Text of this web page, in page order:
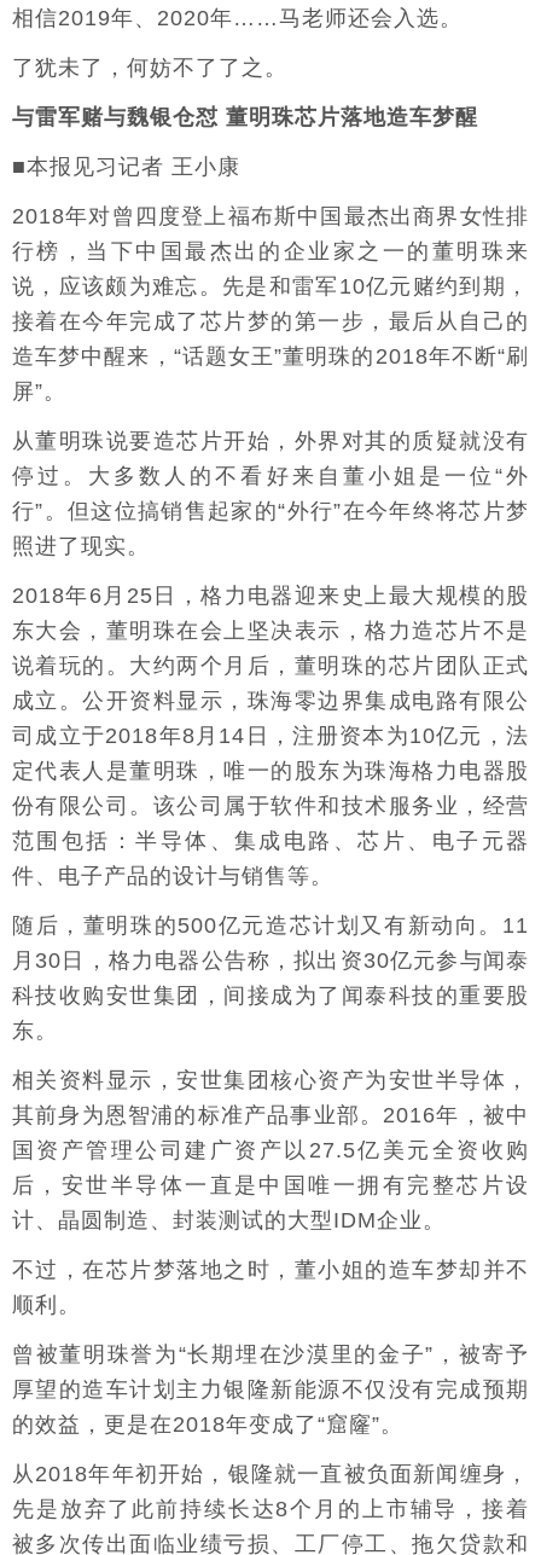
相信2019年、2020年……马老师还会入选。
了犹未了，何妨不了了之。
与雷军赌与魏银仓怼 董明珠芯片落地造车梦醒
■本报见习记者 王小康
2018年对曾四度登上福布斯中国最杰出商界女性排
行榜，当下中国最杰出的企业家之一的董明珠来
说，应该颇为难忘。先是和雷军10亿元赌约到期，
接着在今年完成了芯片梦的第一步，最后从自己的
造车梦中醒来，“话题女王”董明珠的2018年不断“刷
屏”。
从董明珠说要造芯片开始，外界对其的质疑就没有
停过。大多数人的不看好来自董小姐是一位“外
行”。但这位搞销售起家的“外行”在今年终将芯片梦
照进了现实。
2018年6月25日，格力电器迎来史上最大规模的股
东大会，董明珠在会上坚决表示，格力造芯片不是
说着玩的。大约两个月后，董明珠的芯片团队正式
成立。公开资料显示，珠海零边界集成电路有限公
司成立于2018年8月14日，注册资本为10亿元，法
定代表人是董明珠，唯一的股东为珠海格力电器股
份有限公司。该公司属于软件和技术服务业，经营
范围包括：半导体、集成电路、芯片、电子元器
件、电子产品的设计与销售等。
随后，董明珠的500亿元造芯计划又有新动向。11
月30日，格力电器公告称，拟出资30亿元参与闻泰
科技收购安世集团，间接成为了闻泰科技的重要股
东。
相关资料显示，安世集团核心资产为安世半导体，
其前身为恩智浦的标准产品事业部。2016年，被中
国资产管理公司建广资产以27.5亿美元全资收购
后，安世半导体一直是中国唯一拥有完整芯片设
计、晶圆制造、封装测试的大型IDM企业。
不过，在芯片梦落地之时，董小姐的造车梦却并不
顺利。
曾被董明珠誉为“长期埋在沙漠里的金子”，被寄予
厚望的造车计划主力银隆新能源不仅没有完成预期
的效益，更是在2018年变成了“窟窿”。
从2018年年初开始，银隆就一直被负面新闻缠身，
先是放弃了此前持续长达8个月的上市辅导，接着
被多次传出面临业绩亏损、工厂停工、拖欠贷款和